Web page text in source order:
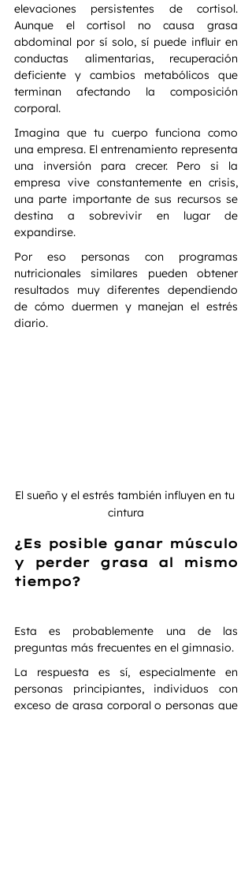
elevaciones persistentes de cortisol.
Aunque el cortisol no causa grasa
abdominal por sí solo, sí puede influir en
conductas alimentarias, recuperación
deficiente y cambios metabólicos que
terminan afectando la composición
corporal.
Imagina que tu cuerpo funciona como
una empresa. El entrenamiento representa
una inversión para crecer. Pero si la
empresa vive constantemente en crisis,
una parte importante de sus recursos se
destina a sobrevivir en lugar de
expandirse.
Por eso personas con programas
nutricionales similares pueden obtener
resultados muy diferentes dependiendo
de cómo duermen y manejan el estrés
diario.
El sueño y el estrés también influyen en tu
cintura
¿Es posible ganar músculo
y perder grasa al mismo
tiempo?
Esta es probablemente una de las
preguntas más frecuentes en el gimnasio.
La respuesta es sí, especialmente en
personas principiantes, individuos con
exceso de grasa corporal o personas que